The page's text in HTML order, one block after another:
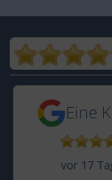
5 von 5
Eine
vor 17